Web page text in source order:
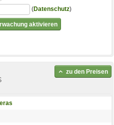
aktivieren
(Datenschutz)
zu den Preisen